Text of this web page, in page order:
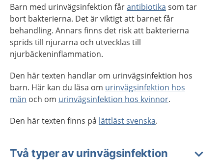
Barn med urinvägsinfektion fårantibiotika som tar
bort bakterierna. Det är viktigt att barnet får
behandling. Annars finns det risk att bakterierna
sprids till njurarna och utvecklas till
njurbäckeninflammation.
Den här texten handlar om urinvägsinfektion hos
barn. Här kan du läsa om urinvägsinfektion hos
män och om urinvägsinfektion hos kvinnor.
Den här texten finns på lättläst svenska.
Två typer av urinvägsinfektion